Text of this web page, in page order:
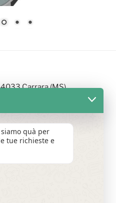
Carrara (MS)
S. Stefano di Magra (SP)
LA FABBRICA
quà per
tue richieste e